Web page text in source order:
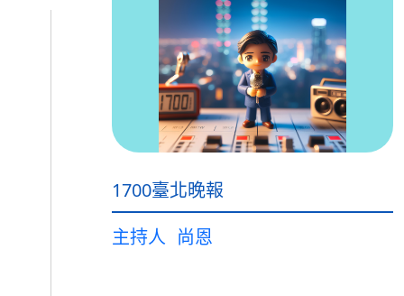
1700臺北晚報
主持人 尚恩